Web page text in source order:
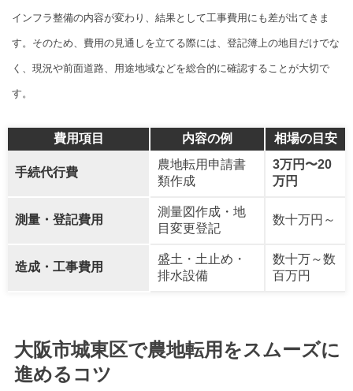
インフラ整備の内容が変わり、結果として工事費用にも差が出てきま
す。そのため、費用の見通しを立てる際には、登記簿上の地目だけでな
く、現況や前面道路、用途地域などを総合的に確認することが大切で
す。
費用項目 内容の例 相場の目安
手続代行費
農地転用申請書
類作成
3万円〜20
万円
測量・登記費用
測量図作成・地
目変更登記
数十万円～
造成・工事費用
盛土・土止め・
排水設備
数十万～数
百万円
大阪市城東区で農地転用をスムーズに
進めるコツ